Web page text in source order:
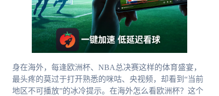
身在海外，每逢欧洲杯、NBA总决赛这样的体育盛宴，
最头疼的莫过于打开熟悉的咪咕、央视频，却看到“当前
地区不可播放”的冰冷提示。在海外怎么看欧洲杯？这个